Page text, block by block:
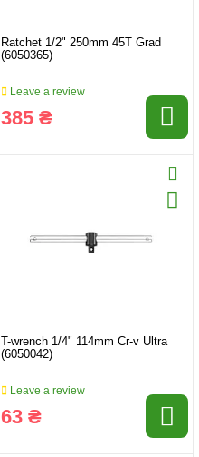
Ratchet 1/2" 250mm 45T Grad
(6050365)
Leave a review
385 ₴
T-wrench 1/4" 114mm Cr-v Ultra
(6050042)
Leave a review
63 ₴